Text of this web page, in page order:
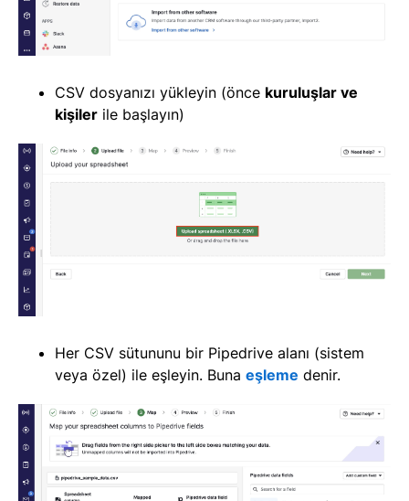
CSV dosyanızı yükleyin (önce kuruluşlar ve
kişiler ile başlayın)
Her CSV sütununu bir Pipedrive alanı (sistem
veya özel) ile eşleyin. Buna eşleme denir.